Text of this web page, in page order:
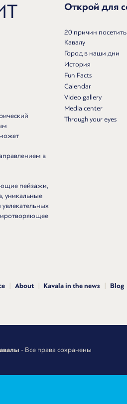
в
пейзажи,
уникальные
Открой для
20 причин посетить
Кавалу
Город в наши дни
История
Fun Facts
Calendar
Video gallery
Media center
Through your eyes
About Kavala in the news Blog
- Все права сохранены